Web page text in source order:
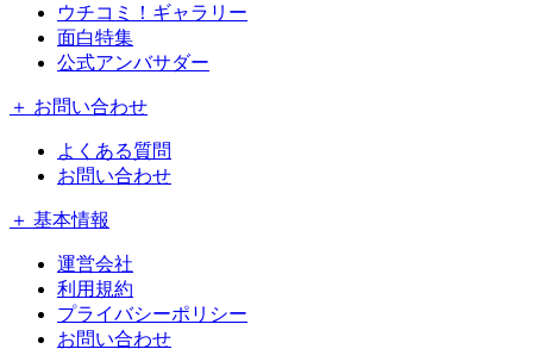
ウチコミ！ギャラリー
面白特集
公式アンバサダー
＋ お問い合わせ
よくある質問
お問い合わせ
＋ 基本情報
運営会社
利用規約
プライバシーポリシー
お問い合わせ